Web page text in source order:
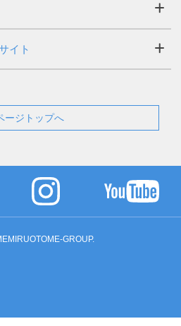
イト
ージトップへ
GROUP.